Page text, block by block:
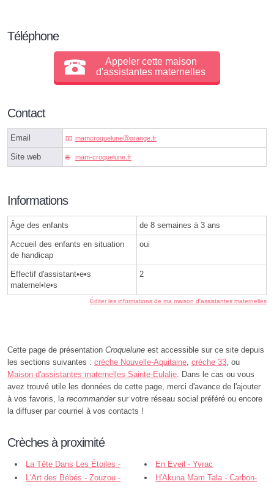
Téléphone
Appeler cette maison
d'assistantes maternelles
Contact
Email mamcroqueluneⓐorange.fr
Site web mam-croquelune.fr
Informations
Âge des enfants de 8 semaines à 3 ans
Accueil des enfants en situation
de handicap
oui
Effectif d'assistant•e•s
maternel•le•s
2
Éditer les informations de ma maison d'assistantes maternelles
Cette page de présentation Croquelune est accessible sur ce site depuis
les sections suivantes : crèche Nouvelle-Aquitaine, crèche 33, ou
Maison d'assistantes maternelles Sainte-Eulalie. Dans le cas ou vous
avez trouvé utile les données de cette page, merci d'avance de l'ajouter
à vos favoris, la recommandersur votre réseau social préféré ou encore
la diffuser par courriel à vos contacts !
Crèches à proximité
La Tête Dans Les Étoiles -
Sainte-Eulalie
En Eveil - Yvrac
L'Art des Bébés - Zouzou -
H'Akuna Mam Tala - Carbon-